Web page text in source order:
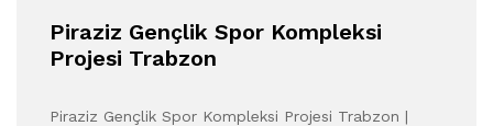
Piraziz Gençlik Spor Kompleksi
Projesi Trabzon
Piraziz Gençlik Spor Kompleksi Projesi Trabzon |